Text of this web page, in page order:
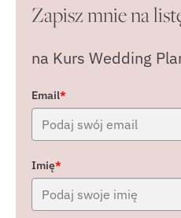
Zapisz mnie na
na Kurs Wedding
Email*
Imię*